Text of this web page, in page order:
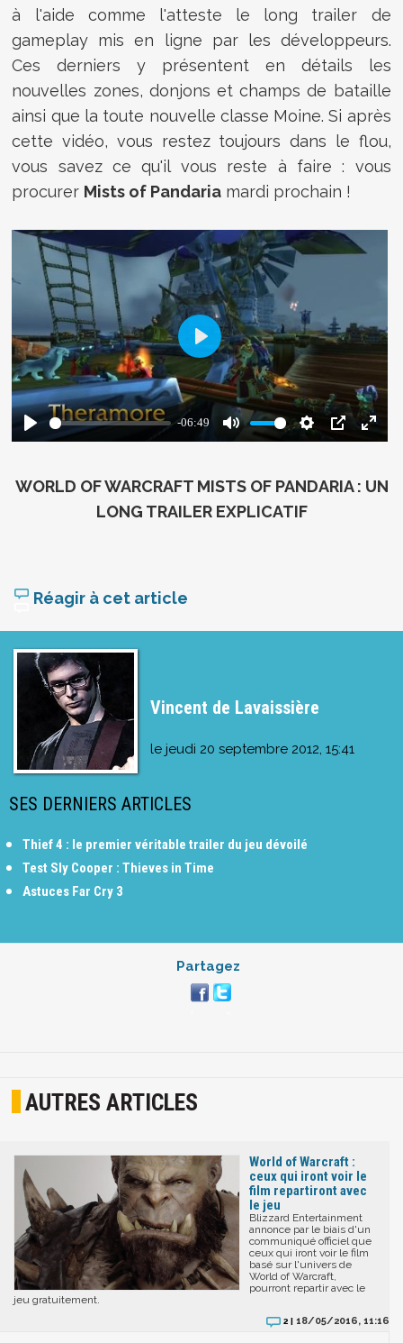
à l'aide comme l'atteste le long trailer de
gameplay mis en ligne par les développeurs.
Ces derniers y présentent en détails les
nouvelles zones, donjons et champs de bataille
ainsi que la toute nouvelle classe Moine. Si après
cette vidéo, vous restez toujours dans le flou,
vous savez ce qu'il vous reste à faire : vous
procurer Mists of Pandaria mardi prochain !
WORLD OF WARCRAFT MISTS OF PANDARIA : UN
LONG TRAILER EXPLICATIF
Réagir à cet article
Vincent de Lavaissière
le jeudi 20 septembre 2012, 15:41
SES DERNIERS ARTICLES
Thief 4 : le premier véritable trailer du jeu dévoilé
Test Sly Cooper : Thieves in Time
Astuces Far Cry 3
Partagez
AUTRES ARTICLES
World of Warcraft :
ceux qui iront voir le
film repartiront avec
le jeu
Blizzard Entertainment
annonce par le biais d'un
communiqué officiel que
ceux qui iront voir le film
basé sur l'univers de
World of Warcraft,
pourront repartir avec le
jeu gratuitement.
2 | 18/05/2016, 11:16